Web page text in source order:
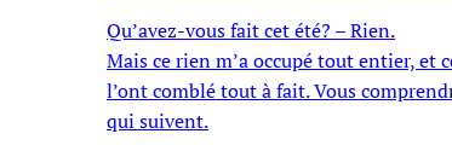
Qu’avez-vous fait cet été? – Rien.
Mais ce rien m’a occupé tout entier, et
l’ont comblé tout à fait. Vous
qui suivent.